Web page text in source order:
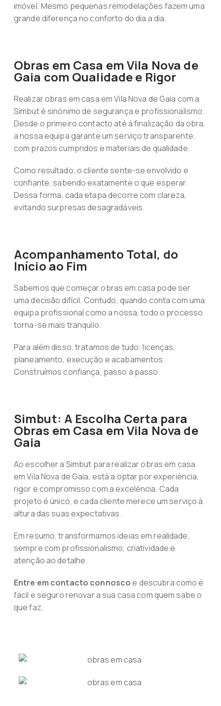
imóvel. Mesmo pequenas remodelações fazem uma
grande diferença no conforto do dia a dia.
Obras em Casa em Vila Nova de
Gaia com Qualidade e Rigor
Realizar obras em casa em Vila Nova de Gaia com a
Simbut é sinónimo de segurança e profissionalismo.
Desde o primeiro contacto até à finalização da obra,
a nossa equipa garante um serviço transparente,
com prazos cumpridos e materiais de qualidade.
Como resultado, o cliente sente-se envolvido e
confiante, sabendo exatamente o que esperar.
Dessa forma, cada etapa decorre com clareza,
evitando surpresas desagradáveis.
Acompanhamento Total, do
Início ao Fim
Sabemos que começar obras em casa pode ser
uma decisão difícil. Contudo, quando conta com uma
equipa profissional como a nossa, todo o processo
torna-se mais tranquilo.
Para além disso, tratamos de tudo: licenças,
planeamento, execução e acabamentos.
Construímos confiança, passo a passo.
Simbut: A Escolha Certa para
Obras em Casa em Vila Nova de
Gaia
Ao escolher a Simbut para realizar obras em casa
em Vila Nova de Gaia, está a optar por experiência,
rigor e compromisso com a excelência. Cada
projeto é único, e cada cliente merece um serviço à
altura das suas expectativas.
Em resumo, transformamos ideias em realidade,
sempre com profissionalismo, criatividade e
atenção ao detalhe.
Entre em contacto connoscoe descubra como é
fácil e seguro renovar a sua casa com quem sabe o
que faz.